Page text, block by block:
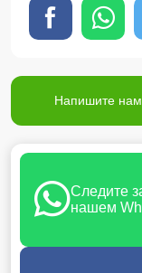
Напишите
Следите
нашем